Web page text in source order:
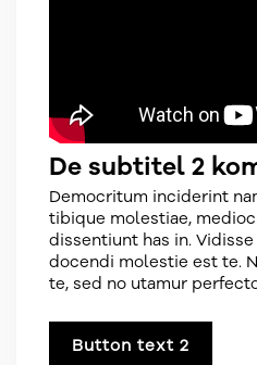
De subtitel 2
Democritum inciderint
tibique molestiae,
dissentiunt has in.
docendi molestie est te.
te, sed no utamur
Button text 2